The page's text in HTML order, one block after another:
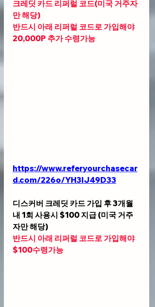
크레딧 카드 리퍼럴 코드(미국 거주자
만 해당)
반드시 아래 리퍼럴 코드로 가입해야
20,000P 추가 수령가능
https://www.referyourchasecar
d.com/226o/YH3IJ49D33
디스커버 크레딧 카드 가입 후 3개월
내 1회 사용시 $100 지급 (미국 거주
자만 해당)
반드시 아래 리퍼럴 코드로 가입해야
$100수령가능